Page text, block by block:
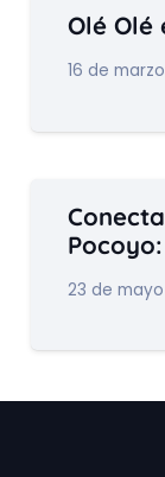
Olé Olé
16 de
23 de mayo